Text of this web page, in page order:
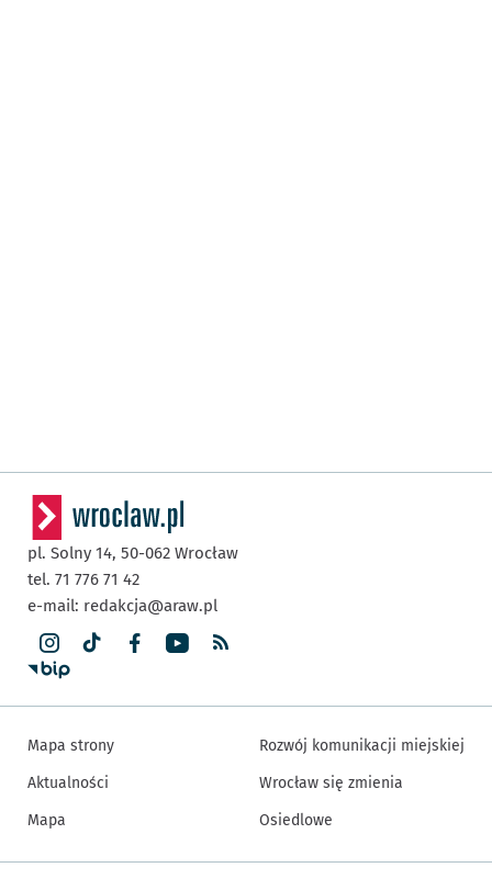
pl. Solny 14, 50-062 Wrocław
tel. 71 776 71 42
e-mail: redakcja@araw.pl
Mapa strony
Aktualności
Mapa
Rozwój komunikacji miejskiej
Wrocław się zmienia
Osiedlowe